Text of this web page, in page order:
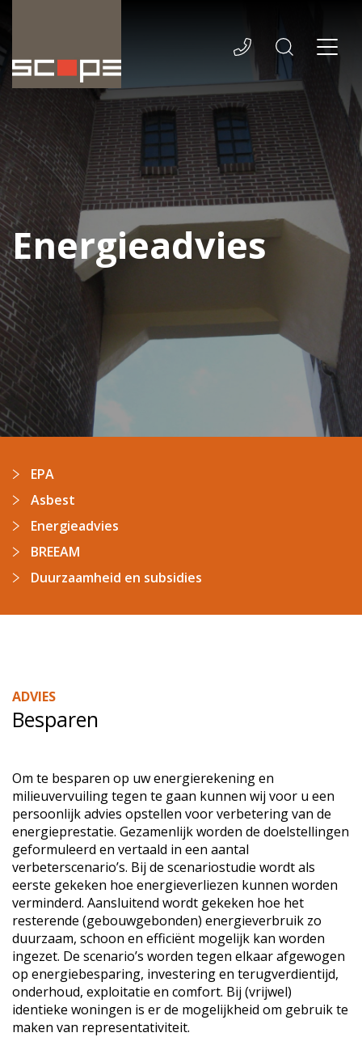
Energieadvies
EPA
Asbest
Energieadvies
BREEAM
Duurzaamheid en subsidies
ADVIES
Besparen
Om te besparen op uw energierekening en
milieuvervuiling tegen te gaan kunnen wij voor u een
persoonlijk advies opstellen voor verbetering van de
energieprestatie. Gezamenlijk worden de doelstellingen
geformuleerd en vertaald in een aantal
verbeterscenario’s. Bij de scenariostudie wordt als
eerste gekeken hoe energieverliezen kunnen worden
verminderd. Aansluitend wordt gekeken hoe het
resterende (gebouwgebonden) energieverbruik zo
duurzaam, schoon en efficiënt mogelijk kan worden
ingezet. De scenario’s worden tegen elkaar afgewogen
op energiebesparing, investering en terugverdientijd,
onderhoud, exploitatie en comfort. Bij (vrijwel)
identieke woningen is er de mogelijkheid om gebruik te
maken van representativiteit.